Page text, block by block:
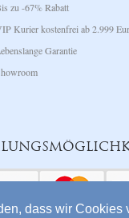
dass wir Cookies
zu -67% Rabatt
Kurier kostenfrei ab 2.999
Garantie